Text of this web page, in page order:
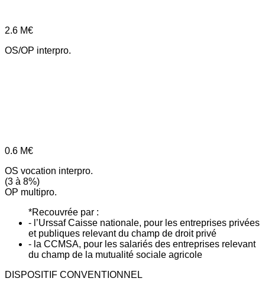
2.6 M€
OS/OP interpro.
0.6 M€
OS vocation interpro.
(3 à 8%)
OP multipro.
*Recouvrée par :
- l’Urssaf Caisse nationale, pour les entreprises privées
et publiques relevant du champ de droit privé
- la CCMSA, pour les salariés des entreprises relevant
du champ de la mutualité sociale agricole
DISPOSITIF CONVENTIONNEL